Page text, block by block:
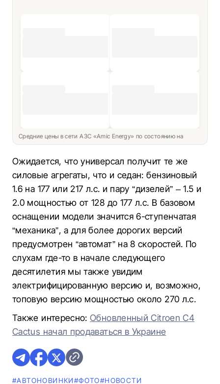
Средние цены в сети АЗС «Amic Energy» по состоянию на
Ожидается, что универсал получит те же
силовые агрегаты, что и седан: бензиновый
1.6 на 177 или 217 л.с. и пару “дизелей” – 1.5 и
2.0 мощностью от 128 до 177 л.с. В базовом
оснащении модели значится 6-ступенчатая
“механика”, а для более дорогих версий
предусмотрен “автомат” на 8 скоростей. По
слухам где-то в начале следующего
десятилетия мы также увидим
электрифицированную версию и, возможно,
топовую версию мощностью около 270 л.с.
Также интересно:Обновленный Citroen C4
Cactus начал продаваться в Украине
#AВТОНОВИНКИ#ФОТО#НОВОСТИ